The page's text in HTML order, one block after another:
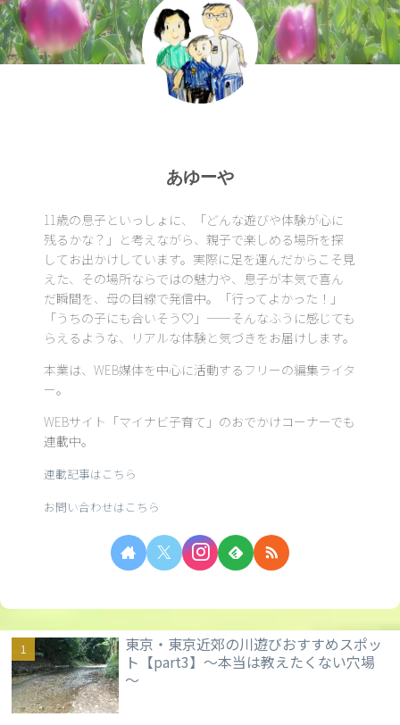
あゆーや
11歳の息子といっしょに、「どんな遊びや体験が心に
残るかな？」と考えながら、親子で楽しめる場所を探
してお出かけしています。実際に足を運んだからこそ見
えた、その場所ならではの魅力や、息子が本気で喜ん
だ瞬間を、母の目線で発信中。「行ってよかった！」
「うちの子にも合いそう♡」——そんなふうに感じても
らえるような、リアルな体験と気づきをお届けします。
本業は、WEB媒体を中心に活動するフリーの編集ライタ
ー。
WEBサイト「マイナビ子育て」のおでかけコーナーでも
連載中。
連載記事はこちら
お問い合わせはこちら
東京・東京近郊の川遊びおすすめスポッ
ト【part3】～本当は教えたくない穴場
～